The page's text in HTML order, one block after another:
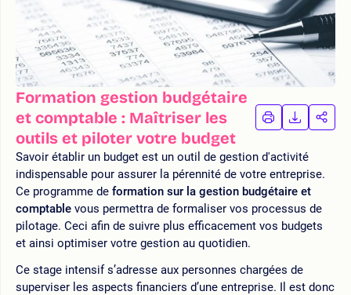
Formation gestion budgétaire
et comptable : Maîtriser les
outils et piloter votre budget
IMPRIMER
LA
LA
Savoir établir un budget est un outil de gestion d'activité
indispensable pour assurer la pérennité de votre entreprise.
Ce programme de formation sur la gestion budgétaire et
comptable vous permettra de formaliser vos processus de
pilotage. Ceci afin de suivre plus efficacement vos budgets
et ainsi optimiser votre gestion au quotidien.
Ce stage intensif s’adresse aux personnes chargées de
superviser les aspects financiers d’une entreprise. Il est donc